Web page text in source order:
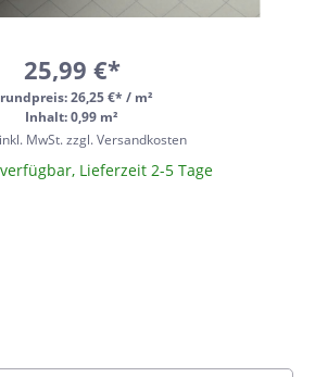
25,99 €*
26,25 €* / m²
Inhalt: 0,99 m²
MwSt. zzgl. Versandkosten
Lieferzeit 2-5 Tage